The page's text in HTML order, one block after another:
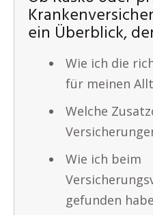
ein Überblick,
Wie ich die
für meinen
Welche
Wie ich beim
gefunden habe